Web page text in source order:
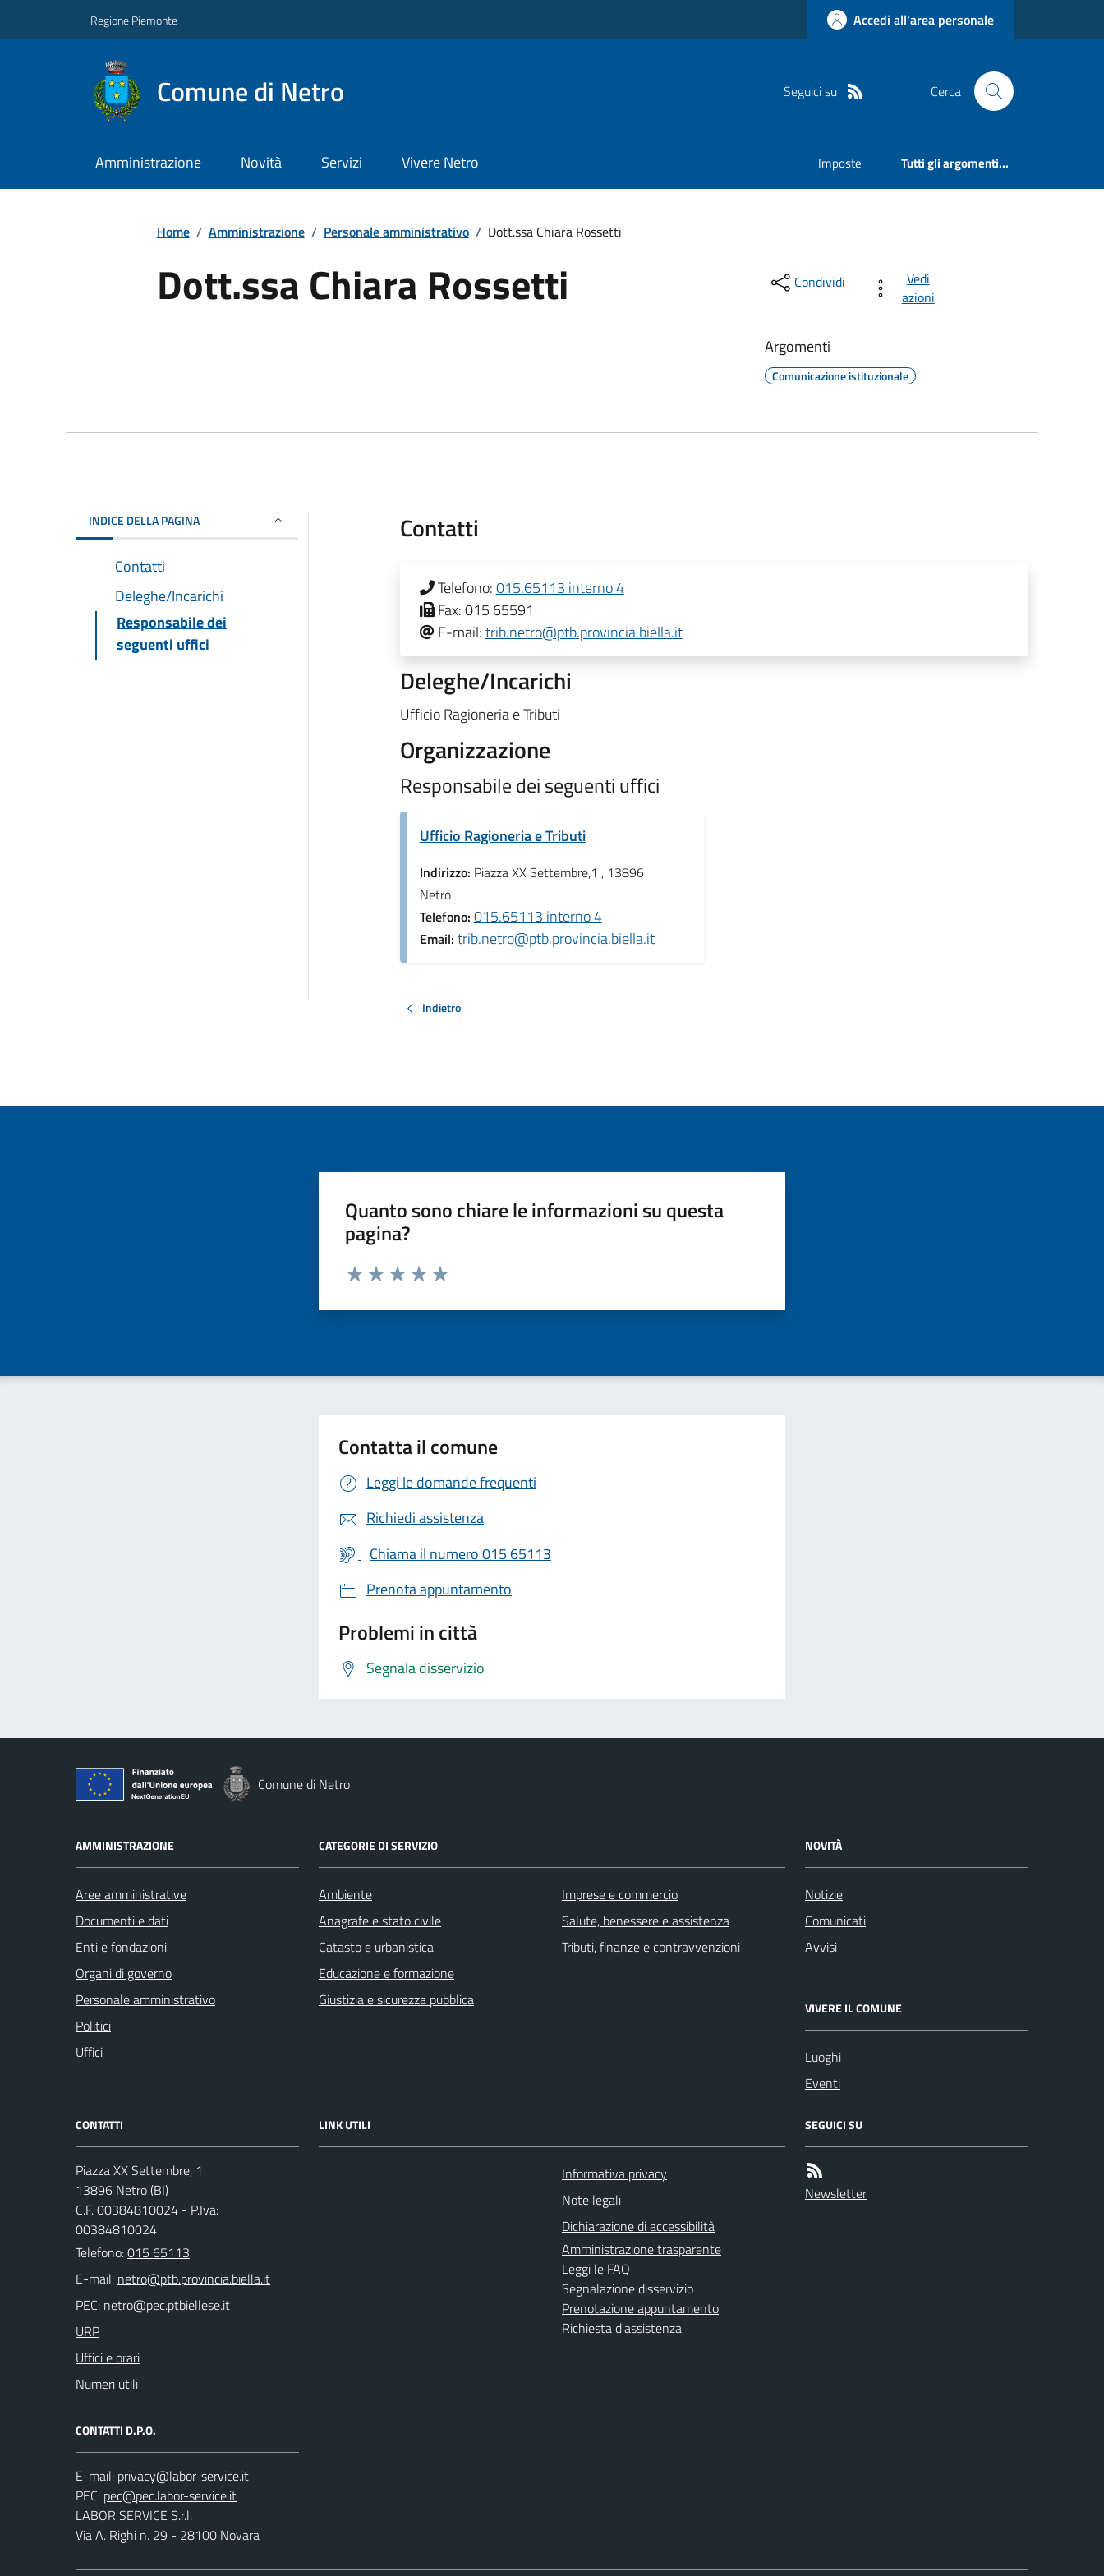
Regione Piemonte Accedi all'area personale
Comune di Netro Seguici su Cerca
Amministrazione Novità Servizi Vivere Netro Imposte Tutti gli argomenti...
Home / Amministrazione / Personale amministrativo / Dott.ssa Chiara Rossetti
Dott.ssa Chiara Rossetti Condividi
Vedi
azioni
Argomenti
Comunicazione istituzionale
INDICE DELLA PAGINA
Contatti
Deleghe/Incarichi
Responsabile dei
seguenti uffici
Contatti
Telefono:015.65113 interno 4
Fax:015 65591
E-mail:trib.netro@ptb.provincia.biella.it
Deleghe/Incarichi
Ufficio Ragioneria e Tributi
Organizzazione
Responsabile dei seguenti uffici
Ufficio Ragioneria e Tributi
Indirizzo: Piazza XX Settembre,1 , 13896
Netro
Telefono: 015.65113 interno 4
Email: trib.netro@ptb.provincia.biella.it
Indietro
Quanto sono chiare le informazioni su questa
pagina?
Valuta da 1 a 5 stelle la pagina
Contatta il comune
Leggi le domande frequenti
Richiedi assistenza
Chiama il numero 015 65113
Prenota appuntamento
Problemi in città
Segnala disservizio
Comune di Netro
AMMINISTRAZIONE
Aree amministrative
Documenti e dati
Enti e fondazioni
Organi di governo
Personale amministrativo
Politici
Uffici
CATEGORIE DI SERVIZIO
Ambiente
Anagrafe e stato civile
Catasto e urbanistica
Educazione e formazione
Giustizia e sicurezza pubblica
Imprese e commercio
Salute, benessere e assistenza
Tributi, finanze e contravvenzioni
NOVITÀ
Notizie
Comunicati
Avvisi
VIVERE IL COMUNE
Luoghi
Eventi
CONTATTI
Piazza XX Settembre, 1
13896 Netro (BI)
C.F. 00384810024 - P.Iva:
00384810024
Telefono:015 65113
E-mail:
PEC:
URP
Uffici e orari
Numeri utili
CONTATTI D.P.O.
E-mail:
PEC:
LABOR SERVICE S.r.l.
Via A. Righi n. 29 - 28100 Novara
LINK UTILI
Informativa privacy
Note legali
Dichiarazione di accessibilità
Amministrazione trasparente
Leggi le FAQ
Segnalazione disservizio
Prenotazione appuntamento
Richiesta d'assistenza
SEGUICI SU
Newsletter